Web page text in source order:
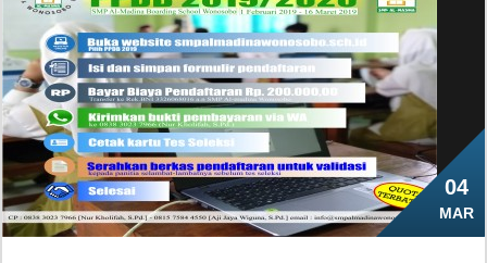
04
MAR